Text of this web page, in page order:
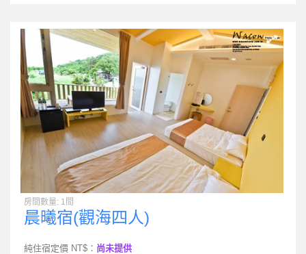
房間數量: 1間
晨曦宿(觀海四人)
純住宿定價 NT$： 尚未提供